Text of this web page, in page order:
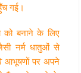
गई।
को बनाने के लिए
नर्म धातुओं से
आभूषणों पर अपने